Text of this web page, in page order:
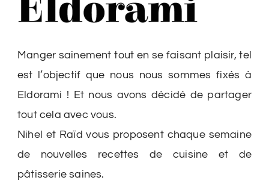
Manger sainement tout en se faisant plaisir, tel
est l’objectif que nous nous sommes fixés à
Eldorami ! Et nous avons décidé de partager
tout cela avec vous.
Nihel et Raïd vous proposent chaque semaine
de nouvelles recettes de cuisine et de
pâtisserie saines.